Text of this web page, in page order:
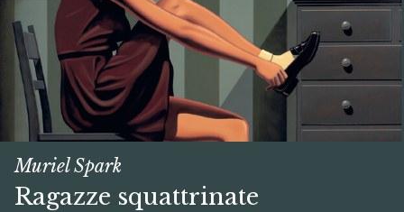
Muriel Spark
Ragazze squattrinate